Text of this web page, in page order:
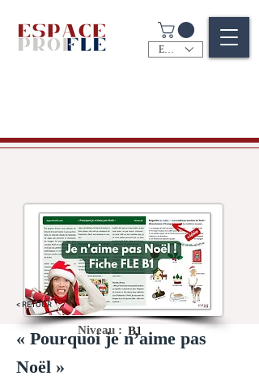
EUR (€)
« Pourquoi je n’aime pas
Noël »
< RETOUR
Niveau : B1